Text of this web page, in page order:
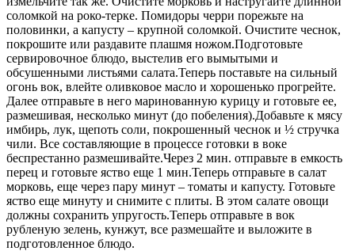
соломкой на роко-терке. Помидоры черри порежьте на
половинки, а капусту – крупной соломкой. Очистите чеснок,
покрошите или раздавите плашмя ножом.Подготовьте
сервировочное блюдо, выстелив его вымытыми и
обсушенными листьями салата.Теперь поставьте на сильный
огонь вок, влейте оливковое масло и хорошенько прогрейте.
Далее отправьте в него маринованную курицу и готовьте ее,
размешивая, несколько минут (до побеления).Добавьте к мясу
имбирь, лук, щепоть соли, покрошенный чеснок и ½ стручка
чили. Все составляющие в процессе готовки в воке
беспрестанно размешивайте.Через 2 мин. отправьте в емкость
перец и готовьте яство еще 1 мин.Теперь отправьте в салат
морковь, еще через пару минут – томаты и капусту. Готовьте
яство еще минуту и снимите с плиты. В этом салате овощи
должны сохранить упругость.Теперь отправьте в вок
рубленую зелень, кунжут, все размешайте и выложите в
подготовленное блюдо.